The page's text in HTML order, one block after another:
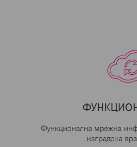
Функционална мрежна
изградена